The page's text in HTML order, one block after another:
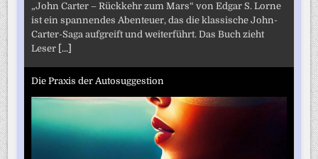
„John Carter – Rückkehr zum Mars“ von Edgar S. Lorne
ist ein spannendes Abenteuer, das die klassische John-
Carter-Saga aufgreift und weiterführt. Das Buch zieht
Leser [...]
Die Praxis der Autosuggestion